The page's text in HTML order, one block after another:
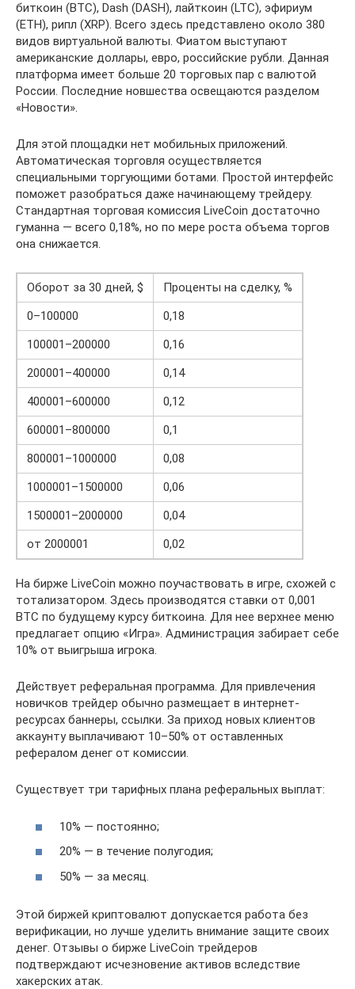
биткоин (BTC), Dash (DASH), лайткоин (LTC), эфириум
(ETH), рипл (XRP). Всего здесь представлено около 380
видов виртуальной валюты. Фиатом выступают
американские доллары, евро, российские рубли. Данная
платформа имеет больше 20 торговых пар с валютой
России. Последние новшества освещаются разделом
«Новости».
Для этой площадки нет мобильных приложений.
Автоматическая торговля осуществляется
специальными торгующими ботами. Простой интерфейс
поможет разобраться даже начинающему трейдеру.
Стандартная торговая комиссия LiveCoin достаточно
гуманна — всего 0,18%, но по мере роста объема торгов
она снижается.
Оборот за 30 дней, $
Проценты на сделку, %
0–100000
0,18
100001–200000
0,16
200001–400000
0,14
400001–600000
0,12
600001–800000
0,1
800001–1000000
0,08
1000001–1500000
0,06
1500001–2000000
0,04
от 2000001
0,02
На бирже LiveCoin можно поучаствовать в игре, схожей с
тотализатором. Здесь производятся ставки от 0,001
BTC по будущему курсу биткоина. Для нее верхнее меню
предлагает опцию «Игра». Администрация забирает себе
10% от выигрыша игрока.
Действует реферальная программа. Для привлечения
новичков трейдер обычно размещает в интернет-
ресурсах баннеры, ссылки. За приход новых клиентов
аккаунту выплачивают 10–50% от оставленных
рефералом денег от комиссии.
Существует три тарифных плана реферальных выплат:
10% — постоянно;
20% — в течение полугодия;
50% — за месяц.
Этой биржей криптовалют допускается работа без
верификации, но лучше уделить внимание защите своих
денег. Отзывы о бирже LiveCoin трейдеров
подтверждают исчезновение активов вследствие
хакерских атак.